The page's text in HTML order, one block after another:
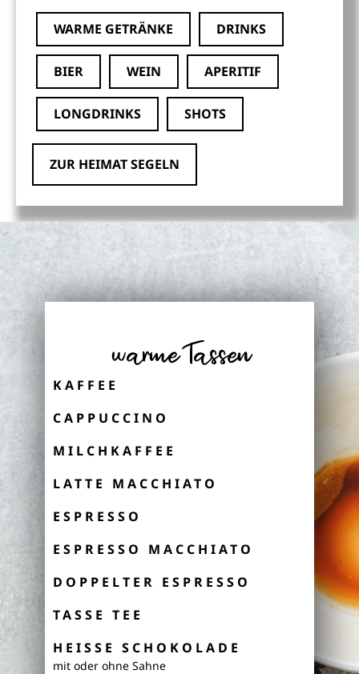
WARME GETRÄNKE DRINKS
BIER WEIN APERITIF
LONGDRINKS SHOTS
ZUR HEIMAT SEGELN
warme Tassen
KAFFEE
CAPPUCCINO
MILCHKAFFEE
LATTE MACCHIATO
ESPRESSO
ESPRESSO MACCHIATO
DOPPELTER ESPRESSO
TASSE TEE
HEISSE SCHOKOLADE
mit oder ohne Sahne